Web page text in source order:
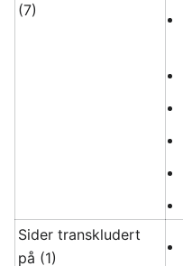
(7)
Sider transkludert
på (1)